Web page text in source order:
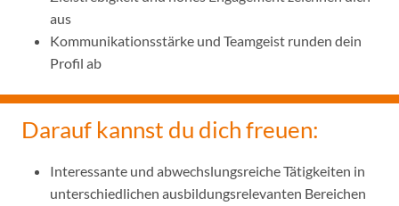
aus
Kommunikationsstärke und Teamgeist runden dein
Profil ab
Darauf kannst du dich freuen:
Interessante und abwechslungsreiche Tätigkeiten in
unterschiedlichen ausbildungsrelevanten Bereichen